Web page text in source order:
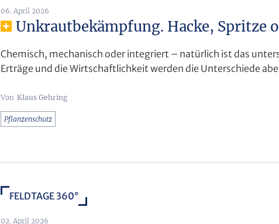
06. April 2026
Unkrautbekämpfung. Hacke, Spritze
Chemisch, mechanisch oder integriert – natürlich ist das
Erträge und die Wirtschaftlichkeit werden die Unterschiede
Klaus Gehring
Pflanzenschutz
FELDTAGE 360°
02. April 2026